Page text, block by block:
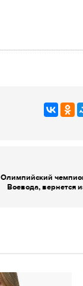
Олимпийский
Воевода, вернется